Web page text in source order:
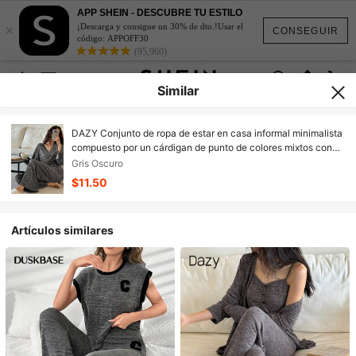
CONSEGUIR
×
APP SHEIN - DESCUBRE TU ESTILO
¡Descarga y consigue un 30% de dto.!Usar el
código: APPOFF30
(95,960)
Similar
DAZY Conjunto de ropa de estar en casa informal minimalista
compuesto por un cárdigan de punto de colores mixtos con
cintura ribeteada y pantalones de pijama rectos y sueltos de
punto
Gris Oscuro
$11.50
Artículos similares